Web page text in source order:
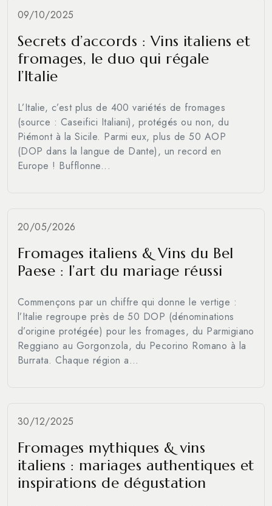
09/10/2025
Secrets d’accords : Vins italiens et
fromages, le duo qui régale
l’Italie
L’Italie, c’est plus de 400 variétés de fromages
(source : Caseifici Italiani), protégés ou non, du
Piémont à la Sicile. Parmi eux, plus de 50 AOP
(DOP dans la langue de Dante), un record en
Europe ! Bufflonne...
20/05/2026
Fromages italiens & Vins du Bel
Paese : l’art du mariage réussi
Commençons par un chiffre qui donne le vertige :
l’Italie regroupe près de 50 DOP (dénominations
d’origine protégée) pour les fromages, du Parmigiano
Reggiano au Gorgonzola, du Pecorino Romano à la
Burrata. Chaque région a...
30/12/2025
Fromages mythiques & vins
italiens : mariages authentiques et
inspirations de dégustation